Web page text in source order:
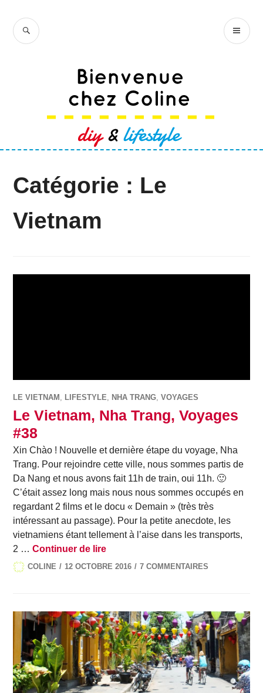
contenu
RECHERCHE
Catégorie : Le
Vietnam
LE VIETNAM , LIFESTYLE, NHA TRANG,VOYAGES
Le Vietnam, Nha Trang, Voyages
#38
Xin Chào ! Nouvelle et dernière étape du voyage, Nha
Trang. Pour rejoindre cette ville, nous sommes partis de
Da Nang et nous avons fait 11h de train, oui 11h. 🙂
C’était assez long mais nous nous sommes occupés en
regardant 2 films et le docu « Demain » (très très
intéressant au passage). Pour la petite anecdote, les
vietnamiens étant tellement à l’aise dans les transports,
2 …Continuer de lireLe Vietnam, Nha Trang, Voyages
COLINE 12 OCTOBRE 2016 7 COMMENTAIRES